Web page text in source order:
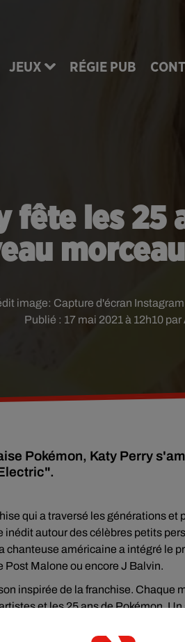
JEUX RÉGIE PUB
les 25
Publié : 17 mai 2021 à 12h10 par
image: Capture d'écran
Pokémon, Katy Perry
qui a traversé les générations et
autour des célèbres petits
chanteuse américaine a intégré le
Post Malone ou encore J Balvin.
inspirée de la franchise. Chaque
et les 25 ans de Pokémon.